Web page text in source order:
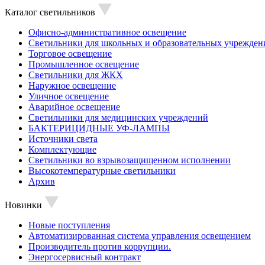
Каталог светильников
Офисно-административное освещение
Светильники для школьных и образовательных
Торговое освещение
Промышленное освещение
Светильники для ЖКХ
Наружное освещение
Уличное освещение
Аварийное освещение
Светильники для медицинских учреждений
БАКТЕРИЦИДНЫЕ УФ-ЛАМПЫ
Источники света
Комплектующие
Светильники во взрывозащищенном исполнении
Высокотемпературные светильники
Архив
Новинки
Новые поступления
Автоматизированная система управления освещением
Производитель против коррупции.
Энергосервисный контракт